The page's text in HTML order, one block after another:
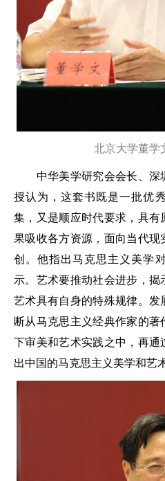
北京大学董学
中华美学研究会会长、深
授认为，这套书既是一批优
集，又是顺应时代要求，具
果吸收各方资源，面向当代
创。他指出马克思主义美学
示。艺术要推动社会进步，揭
艺术具有自身的特殊规律。发
断从马克思主义经典作家的
下审美和艺术实践之中，再通
出中国的马克思主义美学和艺